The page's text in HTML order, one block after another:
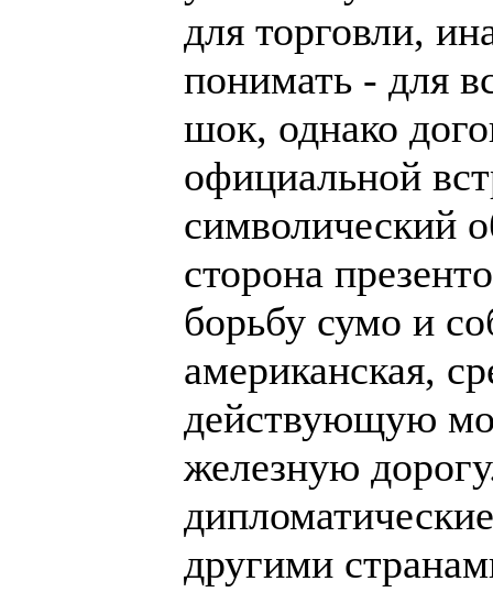
для торговли,
понимать - для
шок, однако
официальной
символический
сторона
борьбу сумо и
американская,
действующую
железную
другими